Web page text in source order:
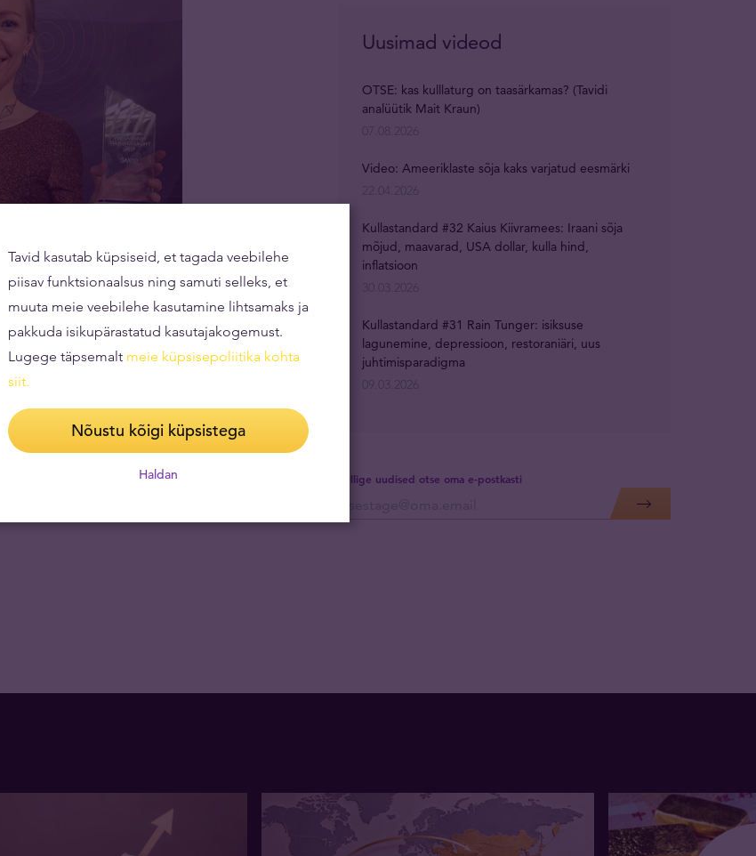
kaubandusuudistes.
Tellige uudised otse oma e-postkasti
Uusimad videod
OTSE: kas kulllaturg on taasärkamas? (Tavidi
analüütik Mait Kraun)
Video: Ameeriklaste sõja kaks varjatud eesmärki
Kullastandard #32 Kaius Kiivramees: Iraani sõja
mõjud, maavarad, USA dollar, kulla hind,
inflatsioon
Kullastandard #31 Rain Tunger: isiksuse
lagunemine, depressioon, restoraniäri, uus
juhtimisparadigma
Tavid kasutab küpsiseid, et tagada veebilehe
piisav funktsionaalsus ning samuti selleks, et
muuta meie veebilehe kasutamine lihtsamaks ja
pakkuda isikupärastatud kasutajakogemust.
Lugege täpsemalt meie küpsisepoliitika kohta
siit.
Nõustu kõigi küpsistega
Haldan